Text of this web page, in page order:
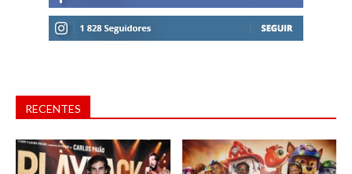
RECENTES